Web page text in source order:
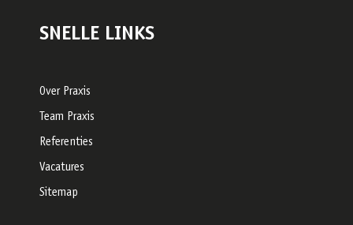
SNELLE LINKS
Over Praxis
Team Praxis
Referenties
Vacatures
Sitemap